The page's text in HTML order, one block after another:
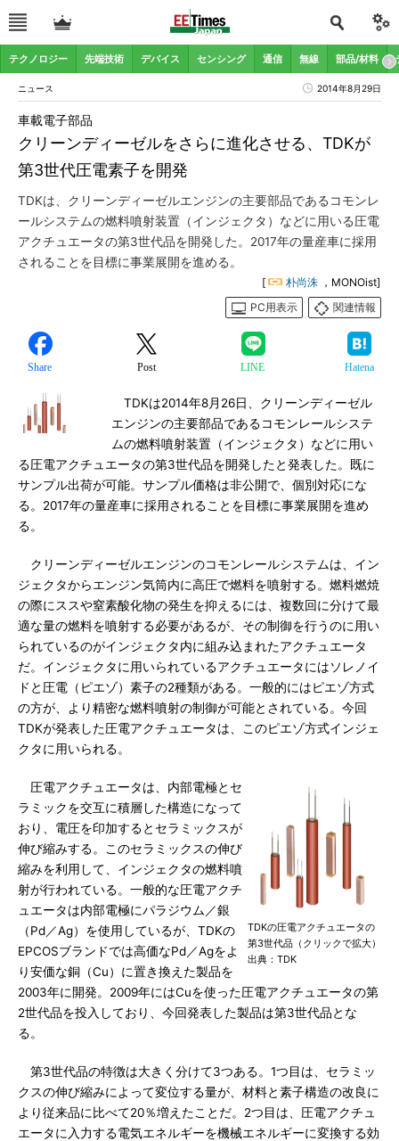
テクノロジー 先端技術 デバイス センシング 通信 無線 部品/材料
ニュース 2014年8月29日
クリーンディーゼルをさらに進化させる、TDKが
第3世代圧電素子を開発
車載電子部品
TDKは、クリーンディーゼルエンジンの主要部品であるコモンレ
ールシステムの燃料噴射装置（インジェクタ）などに用いる圧電
アクチュエータの第3世代品を開発した。2017年の量産車に採用
されることを目標に事業展開を進める。
[ 朴尚洙 ，MONOist]
PC用表示
関連情報
Share Post LINE Hatena
TDKは2014年8月26日、クリーンディーゼル
エンジンの主要部品であるコモンレールシステ
ムの燃料噴射装置（インジェクタ）などに用い
る圧電アクチュエータの第3世代品を開発したと発表した。既に
サンプル出荷が可能。サンプル価格は非公開で、個別対応にな
る。2017年の量産車に採用されることを目標に事業展開を進め
る。
クリーンディーゼルエンジンのコモンレールシステムは、イン
ジェクタからエンジン気筒内に高圧で燃料を噴射する。燃料燃焼
の際にススや窒素酸化物の発生を抑えるには、複数回に分けて最
適な量の燃料を噴射する必要があるが、その制御を行うのに用い
られているのがインジェクタ内に組み込まれたアクチュエータ
だ。インジェクタに用いられているアクチュエータにはソレノイ
ドと圧電（ピエゾ）素子の2種類がある。一般的にはピエゾ方式
の方が、より精密な燃料噴射の制御が可能とされている。今回
TDKが発表した圧電アクチュエータは、このピエゾ方式インジェ
クタに用いられる。
TDKの圧電アクチュエータの
第3世代品（クリックで拡大）
出典：TDK
圧電アクチュエータは、内部電極とセ
ラミックを交互に積層した構造になって
おり、電圧を印加するとセラミックスが
伸び縮みする。このセラミックスの伸び
縮みを利用して、インジェクタの燃料噴
射が行われている。一般的な圧電アクチ
ュエータは内部電極にパラジウム／銀
（Pd／Ag）を使用しているが、TDKの
EPCOSブランドでは高価なPd／Agをよ
り安価な銅（Cu）に置き換えた製品を
2003年に開発。2009年にはCuを使った圧電アクチュエータの第
2世代品を投入しており、今回発表した製品は第3世代品とな
る。
第3世代品の特徴は大きく分けて3つある。1つ目は、セラミッ
クスの伸び縮みによって変位する量が、材料と素子構造の改良に
より従来品に比べて20％増えたことだ。2つ目は、圧電アクチュ
エータに入力する電気エネルギーを機械エネルギーに変換する効